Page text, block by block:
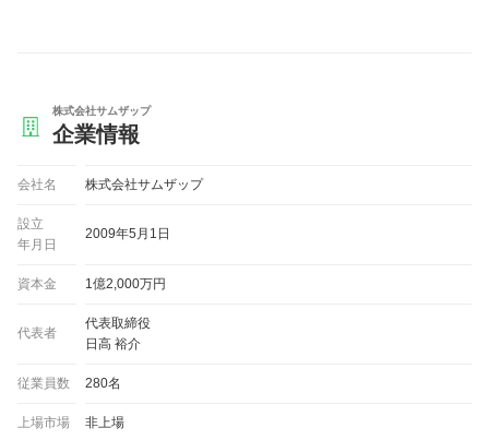
株式会社サムザップ
企業情報
会社名 株式会社サムザップ
設立
年月日
2009年5月1日
資本金 1億2,000万円
代表者
代表取締役
日高 裕介
従業員数 280名
上場市場 非上場